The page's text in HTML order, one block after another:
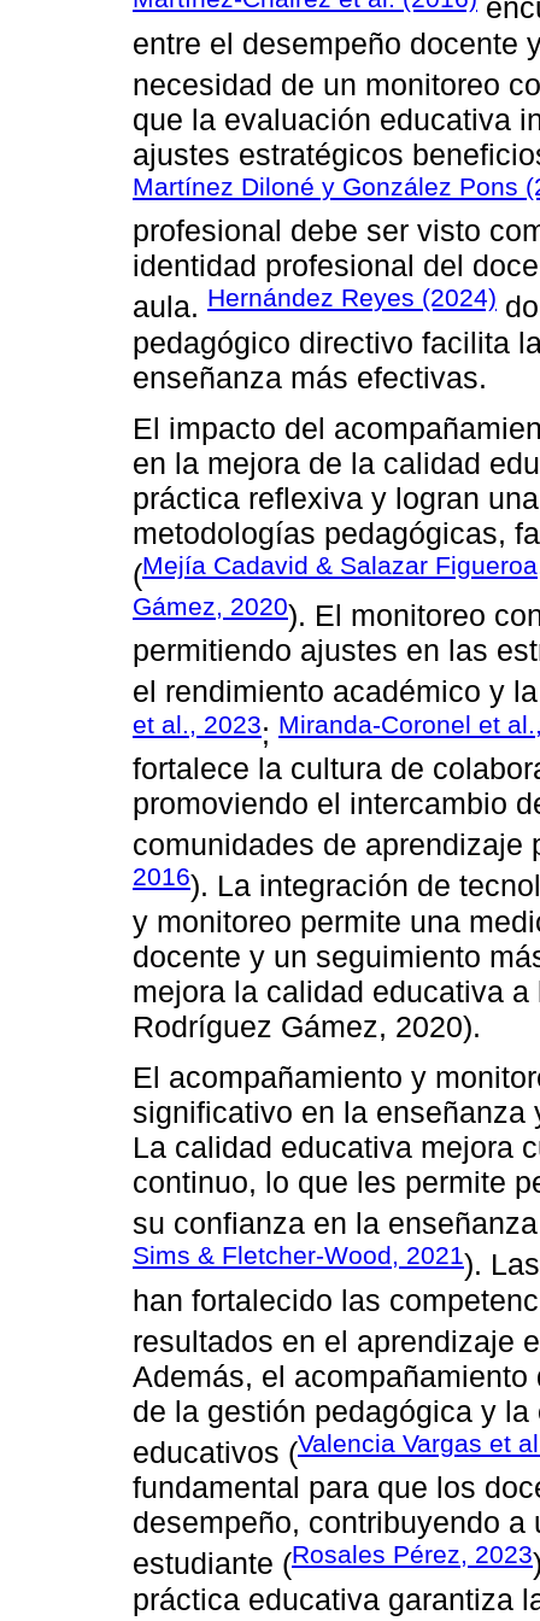
entre el desempeño docente
necesidad de un monitoreo
que la evaluación educativa
ajustes estratégicos
Martínez Diloné y González Pons
profesional debe ser visto
identidad profesional del
aula. Hernández Reyes (2024)
pedagógico directivo facilita
enseñanza más efectivas.
El impacto del
en la mejora de la calidad
práctica reflexiva y logran
metodologías pedagógicas,
(Mejía Cadavid & Salazar
Gámez, 2020). El monitoreo
permitiendo ajustes en las
el rendimiento académico y
et al., 2023; Miranda-Coronel et
fortalece la cultura de
promoviendo el intercambio
comunidades de aprendizaje
2016). La integración de
y monitoreo permite una
docente y un seguimiento
mejora la calidad educativa
Rodríguez Gámez, 2020).
El acompañamiento y
significativo en la
La calidad educativa mejora
continuo, lo que les permite
su confianza en la
Sims & Fletcher-Wood, 2021).
han fortalecido las
resultados en el aprendizaje
Además, el
de la gestión pedagógica y
educativos (Valencia Vargas et
fundamental para que los
desempeño, contribuyendo
estudiante (Rosales Pérez, 2023
práctica educativa garantiza